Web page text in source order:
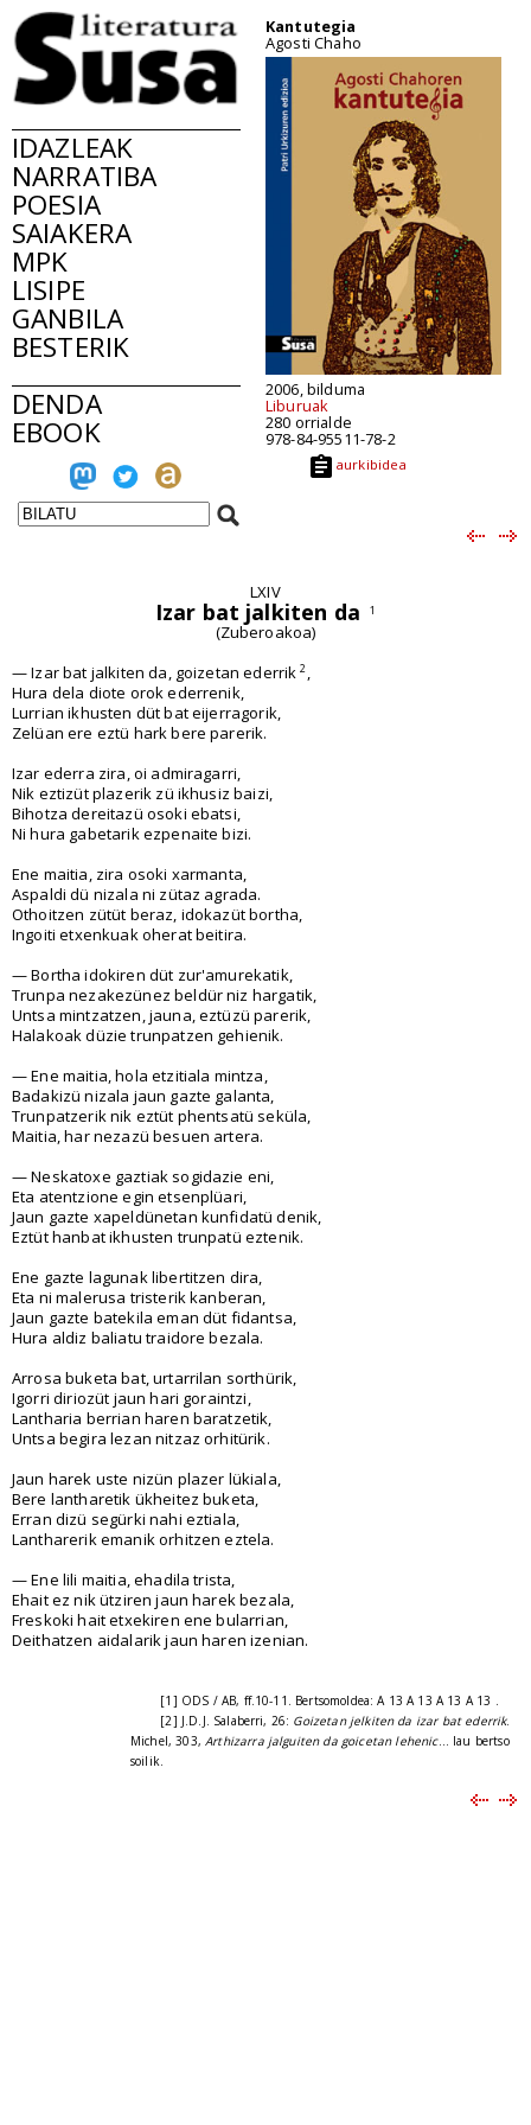
IDAZLEAK
NARRATIBA
POESIA
SAIAKERA
MPK
LISIPE
GANBILA
BESTERIK
DENDA
EBOOK
Kantutegia
Agosti Chaho
2006, bilduma
Liburuak
280 orrialde
978-84-95511-78-2
aurkibidea
LXIV
Izar bat jalkiten da 1
(Zuberoakoa)
— Izar bat jalkiten da, goizetan ederrik 2,
Hura dela diote orok ederrenik,
Lurrian ikhusten düt bat eijerragorik,
Zelüan ere eztü hark bere parerik.
Izar ederra zira, oi admiragarri,
Nik eztizüt plazerik zü ikhusiz baizi,
Bihotza dereitazü osoki ebatsi,
Ni hura gabetarik ezpenaite bizi.
Ene maitia, zira osoki xarmanta,
Aspaldi dü nizala ni zütaz agrada.
Othoitzen zütüt beraz, idokazüt bortha,
Ingoiti etxenkuak oherat beitira.
— Bortha idokiren düt zur'amurekatik,
Trunpa nezakezünez beldür niz hargatik,
Untsa mintzatzen, jauna, eztüzü parerik,
Halakoak düzie trunpatzen gehienik.
— Ene maitia, hola etzitiala mintza,
Badakizü nizala jaun gazte galanta,
Trunpatzerik nik eztüt phentsatü seküla,
Maitia, har nezazü besuen artera.
— Neskatoxe gaztiak sogidazie eni,
Eta atentzione egin etsenplüari,
Jaun gazte xapeldünetan kunfidatü denik,
Eztüt hanbat ikhusten trunpatü eztenik.
Ene gazte lagunak libertitzen dira,
Eta ni malerusa tristerik kanberan,
Jaun gazte batekila eman düt fidantsa,
Hura aldiz baliatu traidore bezala.
Arrosa buketa bat, urtarrilan sorthürik,
Igorri diriozüt jaun hari goraintzi,
Lantharia berrian haren baratzetik,
Untsa begira lezan nitzaz orhitürik.
Jaun harek uste nizün plazer lükiala,
Bere lantharetik ükheitez buketa,
Erran dizü segürki nahi eztiala,
Lantharerik emanik orhitzen eztela.
— Ene lili maitia, ehadila trista,
Ehait ez nik ütziren jaun harek bezala,
Freskoki hait etxekiren ene bularrian,
Deithatzen aidalarik jaun haren izenian.
[1] ODS / AB, ff.10-11. Bertsomoldea: A 13 A 13 A 13 A 13 .
[2] J.D.J. Salaberri, 26: Goizetan jelkiten da izar bat ederrik.
Michel, 303,Arthizarra jalguiten da goicetan lehenic... lau bertso
soilik.